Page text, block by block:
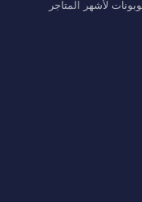
لأشهر المتاجر